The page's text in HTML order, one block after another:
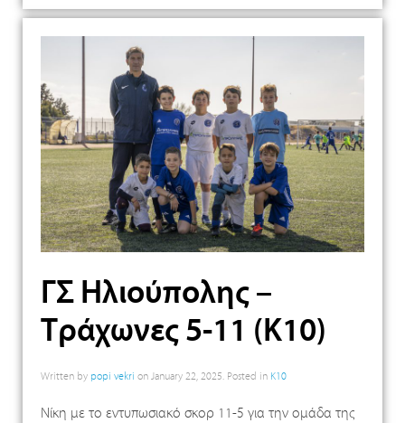
ΓΣ Ηλιούπολης –
Τράχωνες 5-11 (Κ10)
Written by popi vekri on January 22, 2025. Posted in K10
Νίκη με το εντυπωσιακό σκορ 11-5 για την ομάδα της